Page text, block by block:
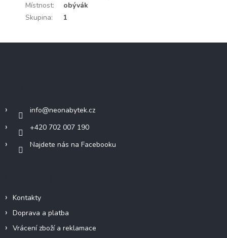
Místnost:
obývák
Skupina: 1
info@neonabytek.cz
+420 702 007 190
Najdete nás na Facebooku
Kontakty
Doprava a platba
Vrácení zboží a reklamace